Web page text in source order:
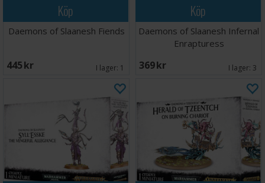
Köp
Daemons of Slaanesh Fiends
445 SEK I lager: 1
Köp
Daemons of Slaanesh Infernal
Enrapturess
369 SEK I lager: 3